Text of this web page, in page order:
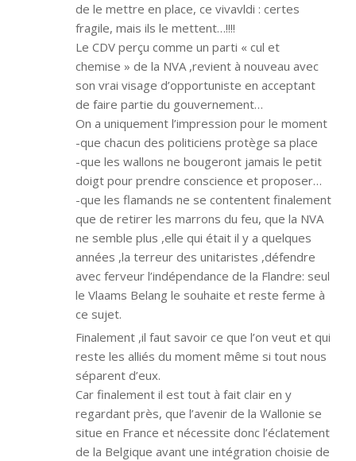
de le mettre en place, ce vivavldi : certes
fragile, mais ils le mettent…!!!!
Le CDV perçu comme un parti « cul et
chemise » de la NVA ,revient à nouveau avec
son vrai visage d’opportuniste en acceptant
de faire partie du gouvernement…
On a uniquement l’impression pour le moment
-que chacun des politiciens protège sa place
-que les wallons ne bougeront jamais le petit
doigt pour prendre conscience et proposer…
-que les flamands ne se contentent finalement
que de retirer les marrons du feu, que la NVA
ne semble plus ,elle qui était il y a quelques
années ,la terreur des unitaristes ,défendre
avec ferveur l’indépendance de la Flandre: seul
le Vlaams Belang le souhaite et reste ferme à
ce sujet.
Finalement ,il faut savoir ce que l’on veut et qui
reste les alliés du moment même si tout nous
séparent d’eux.
Car finalement il est tout à fait clair en y
regardant près, que l’avenir de la Wallonie se
situe en France et nécessite donc l’éclatement
de la Belgique avant une intégration choisie de